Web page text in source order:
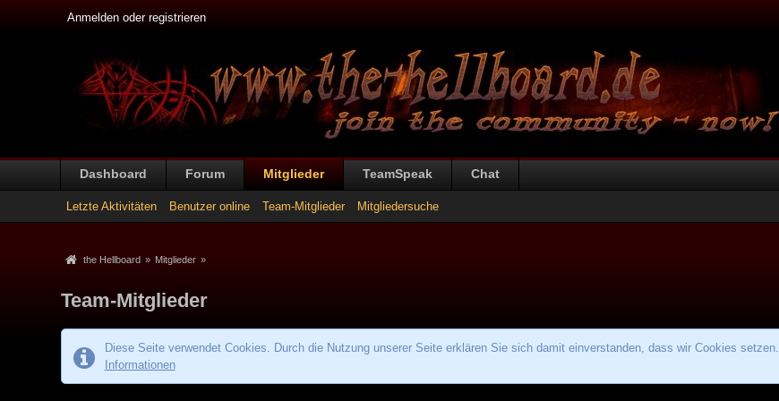
Anmelden oder registrieren
Dashboard Forum Mitglieder TeamSpeak Chat
Letzte Aktivitäten Benutzer online Team-Mitglieder Mitgliedersuche
the Hellboard » Mitglieder »
Team-Mitglieder
Diese Seite verwendet Cookies. Durch die Nutzung unserer Seite erklären Sie sich damit einverstanden, dass wir Cookies setzen.
Informationen